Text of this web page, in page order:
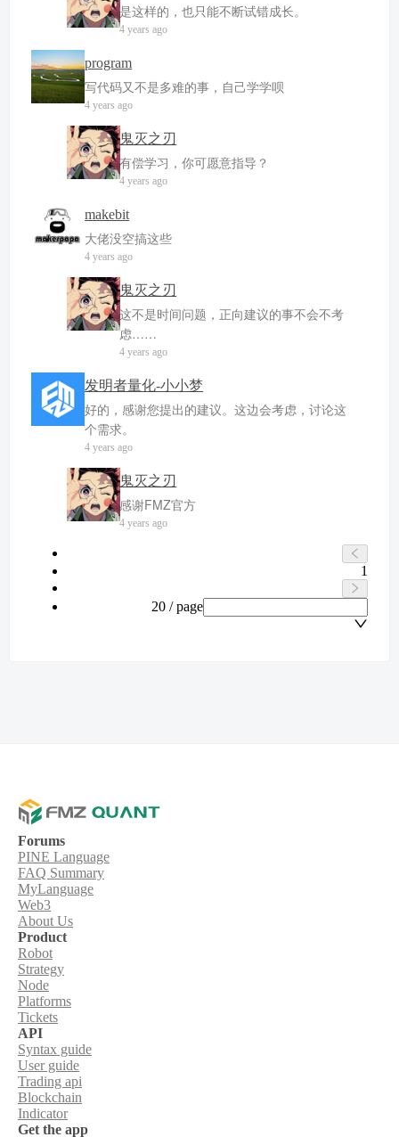
是这样的，也只能不断试错成长。
4 years ago
program
写代码又不是多难的事，自己学学呗
4 years ago
鬼灭之刃
有偿学习，你可愿意指导？
4 years ago
makebit
大佬没空搞这些
4 years ago
鬼灭之刃
这不是时间问题，正向建议的事不会不考
虑……
4 years ago
发明者量化-小小梦
好的，感谢您提出的建议。这边会考虑，讨论这
个需求。
4 years ago
鬼灭之刃
感谢FMZ官方
4 years ago
1
20 / page
Forums
PINE Language
FAQ Summary
MyLanguage
Web3
About Us
Product
Robot
Strategy
Node
Platforms
Tickets
API
Syntax guide
User guide
Trading api
Blockchain
Indicator
Get the app